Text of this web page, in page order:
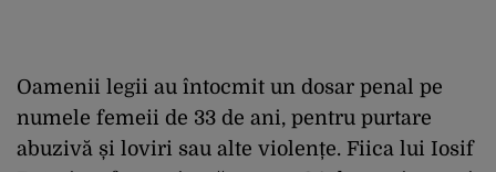
Oamenii legii au întocmit un dosar penal pe
numele femeii de 33 de ani, pentru purtare
abuzivă și loviri sau alte violențe. Fiica lui Iosif